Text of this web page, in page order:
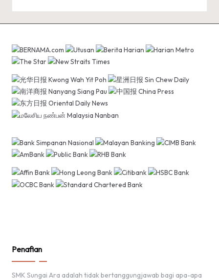
Penafian
SMK Sungai Ara adalah tidak bertanggungjawab bagi apa-apa